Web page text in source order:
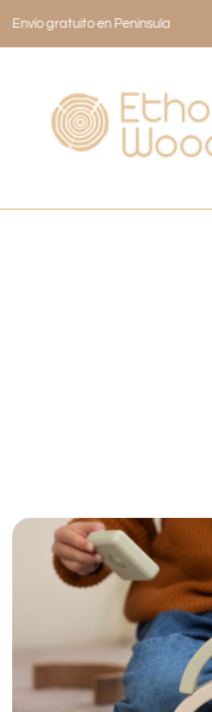
Envío gratuito en Península